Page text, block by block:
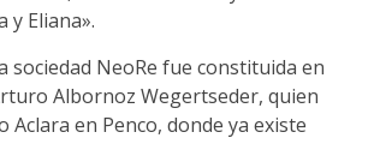
y Eliana».
sociedad NeoRe fue constituida en
Albornoz Wegertseder, quien
en Penco, donde ya existe